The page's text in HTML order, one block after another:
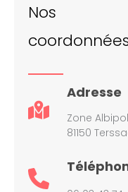
Nos
Adresse
Zone
81150